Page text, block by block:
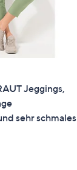
Jeggings,
sehr schmales